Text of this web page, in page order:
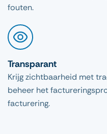
fouten.
Transparant
Krijg zichtbaarheid met
beheer het
facturering.